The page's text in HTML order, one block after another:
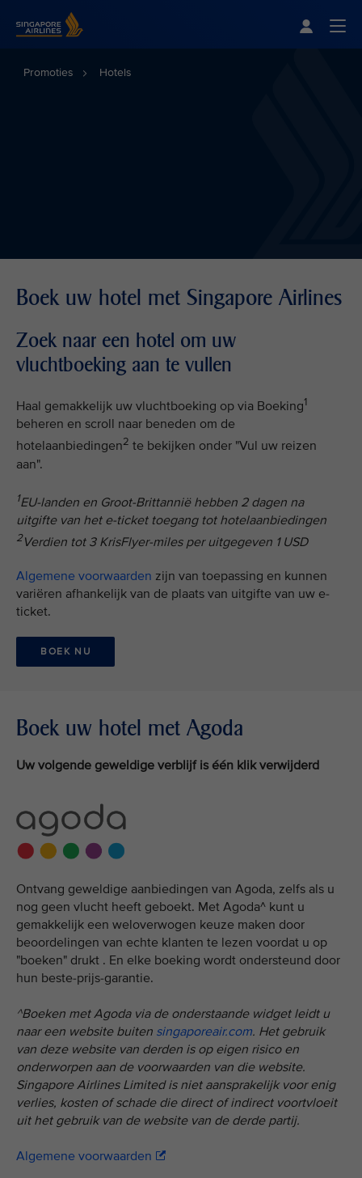
Promoties Hotels
Boek uw hotel met Singapore Airlines
Zoek naar een hotel om uw
vluchtboeking aan te vullen
Haal gemakkelijk uw vluchtboeking op via Boeking1
beheren en scroll naar beneden om de
hotelaanbiedingen2 te bekijken onder "Vul uw reizen
aan".
1EU-landen en Groot-Brittannië hebben 2 dagen na
uitgifte van het e-ticket toegang tot hotelaanbiedingen
2Verdien tot 3 KrisFlyer-miles per uitgegeven 1 USD
Algemene voorwaarden zijn van toepassing en kunnen
variëren afhankelijk van de plaats van uitgifte van uw e-
ticket.
BOEK NU
Boek uw hotel met Agoda
Uw volgende geweldige verblijf is één klik verwijderd
Ontvang geweldige aanbiedingen van Agoda, zelfs als u
nog geen vlucht heeft geboekt. Met Agoda^ kunt u
gemakkelijk een weloverwogen keuze maken door
beoordelingen van echte klanten te lezen voordat u op
"boeken" drukt . En elke boeking wordt ondersteund door
hun beste-prijs-garantie.
^Boeken met Agoda via de onderstaande widget leidt u
naar een website buiten singaporeair.com. Het gebruik
van deze website van derden is op eigen risico en
onderworpen aan de voorwaarden van die website.
Singapore Airlines Limited is niet aansprakelijk voor enig
verlies, kosten of schade die direct of indirect voortvloeit
uit het gebruik van de website van de derde partij.
Algemene voorwaarden